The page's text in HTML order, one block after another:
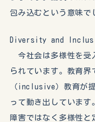
包み込むという意味で
Diversity and
今社会は多様性を受
られています。教育界
（inclusive）教育が
って動き出しています
障害ではなく多様性と